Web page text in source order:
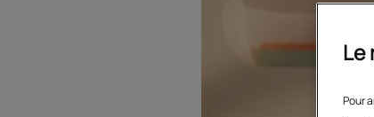
Le
Pour